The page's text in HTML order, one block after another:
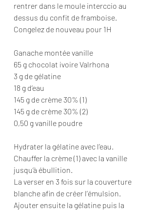
rentrer dans le moule interccio au
dessus du confit de framboise.
Congelez de nouveau pour 1H
Ganache montée vanille
65 g chocolat ivoire Valrhona
3 g de gélatine
18 g d’eau
145 g de crème 30% (1)
145 g de crème 30% (2)
0,50 g vanille poudre
Hydrater la gélatine avec l’eau.
Chauffer la crème (1) avec la vanille
jusqu’à ébullition.
La verser en 3 fois sur la couverture
blanche afin de créer l’émulsion.
Ajouter ensuite la gélatine puis la